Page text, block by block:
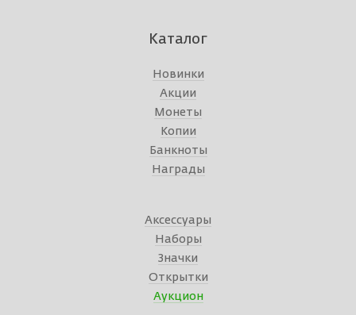
Каталог
Новинки
Акции
Монеты
Копии
Банкноты
Награды
Аксессуары
Наборы
Значки
Открытки
Аукцион